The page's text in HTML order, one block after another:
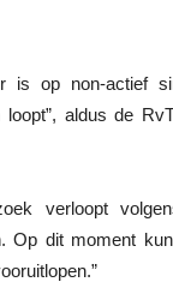
is op non-actief
loopt”, aldus de
verloopt
Op dit moment